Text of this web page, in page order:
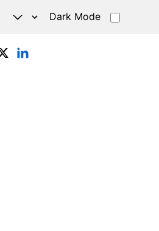
Dark Mode